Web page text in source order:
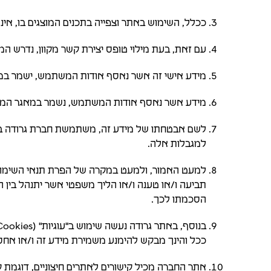
ככלל, השימוש באתר וצפייה בתכנים המוצגים בו,
עם זאת, בעת מילוי טופס יצירת קשר מקוון, נדרש
מידע אישי זה אשר נאסף אודות המשתמש, ישמר
מידע אשר נאסף אודות המשתמש, נשמר במאגר
לשם אבטחתו של מידע זה, משתמשת חברת גרודה
למגבלות אלה.
למעט האמור, ולמעט במקרה של הפרת תנאי
תביעה ו/או טענה ו/או הליך משפטי אשר יתנהל
הסכמתו לכך.
ככל והינך מבקש להימנע משמירת מידע זה ו/או
אתר החברה מכיל קישורים לאתרים חיצוניים,